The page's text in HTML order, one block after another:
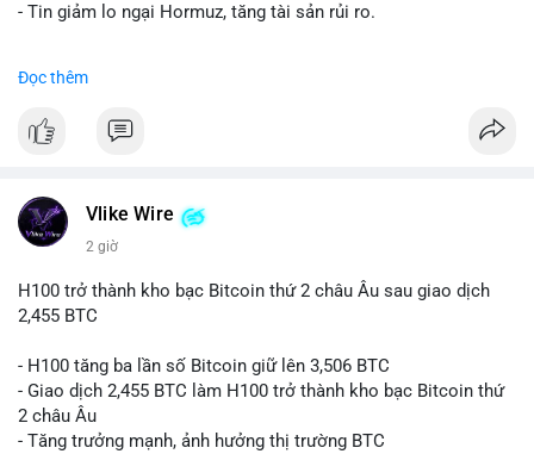
- Tin giảm lo ngại Hormuz, tăng tài sản rủi ro.
📰 Nguồn: CoinDesk
Đọc thêm
Vlike Wire
2 giờ
H100 trở thành kho bạc Bitcoin thứ 2 châu Âu sau giao dịch
2,455 BTC
- H100 tăng ba lần số Bitcoin giữ lên 3,506 BTC
- Giao dịch 2,455 BTC làm H100 trở thành kho bạc Bitcoin thứ
2 châu Âu
- Tăng trưởng mạnh, ảnh hưởng thị trường BTC